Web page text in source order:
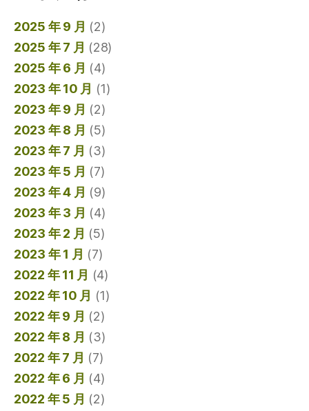
2025 年 9 月 (2)
2025 年 7 月 (28)
2025 年 6 月 (4)
2023 年 10 月 (1)
2023 年 9 月 (2)
2023 年 8 月 (5)
2023 年 7 月 (3)
2023 年 5 月 (7)
2023 年 4 月 (9)
2023 年 3 月 (4)
2023 年 2 月 (5)
2023 年 1 月 (7)
2022 年 11 月 (4)
2022 年 10 月 (1)
2022 年 9 月 (2)
2022 年 8 月 (3)
2022 年 7 月 (7)
2022 年 6 月 (4)
2022 年 5 月 (2)